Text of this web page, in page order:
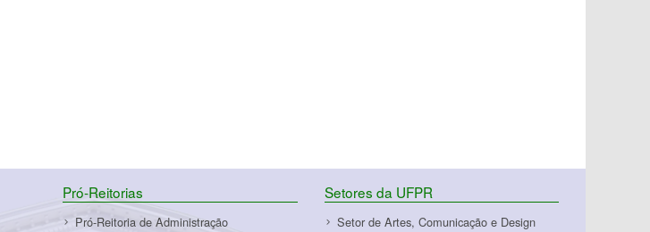
Pró-Reitorias
Pró-Reitoria de Administração
Setores da UFPR
Setor de Artes, Comunicação e Design